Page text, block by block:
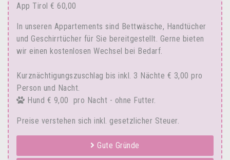
App Tirol € 60,00
In unseren Appartements sind Bettwäsche, Handtücher
und Geschirrtücher für Sie bereitgestellt. Gerne bieten
wir einen kostenlosen Wechsel bei Bedarf.
Kurznächtigungszuschlag bis inkl. 3 Nächte € 3,00 pro
Person und Nacht.
Hund € 9,00 pro Nacht - ohne Futter.
Preise verstehen sich inkl. gesetzlicher Steuer.
Gute Gründe